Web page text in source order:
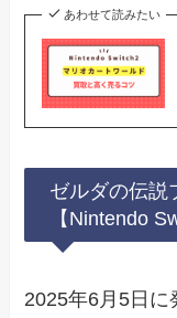
あわせて読みたい
ゼルダの伝説
【Nintendo
2025年6月5日に